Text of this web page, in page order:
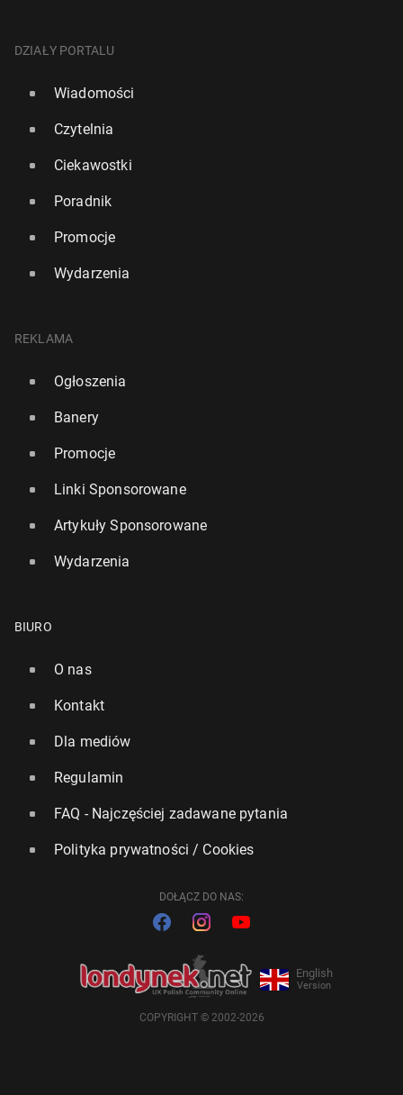
DZIAŁY PORTALU
Wiadomości
Czytelnia
Ciekawostki
Poradnik
Promocje
Wydarzenia
REKLAMA
Ogłoszenia
Banery
Promocje
Linki Sponsorowane
Artykuły Sponsorowane
Wydarzenia
BIURO
O nas
Kontakt
Dla mediów
Regulamin
FAQ - Najczęściej zadawane pytania
Polityka prywatności / Cookies
DOŁĄCZ DO NAS:
English
Version
COPYRIGHT © 2002-2026